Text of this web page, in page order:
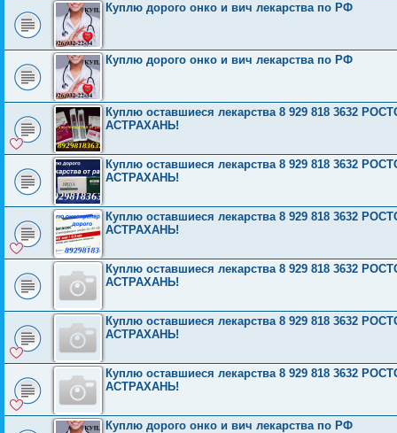
Куплю дорого онко и вич лекарства по РФ
Куплю дорого онко и вич лекарства по РФ
Куплю оставшиеся лекарства 8 929 818 3632
АСТРАХАНЬ!
Куплю оставшиеся лекарства 8 929 818 3632
АСТРАХАНЬ!
Куплю оставшиеся лекарства 8 929 818 3632
АСТРАХАНЬ!
Куплю оставшиеся лекарства 8 929 818 3632
АСТРАХАНЬ!
Куплю оставшиеся лекарства 8 929 818 3632
АСТРАХАНЬ!
Куплю оставшиеся лекарства 8 929 818 3632
АСТРАХАНЬ!
Куплю дорого онко и вич лекарства по РФ